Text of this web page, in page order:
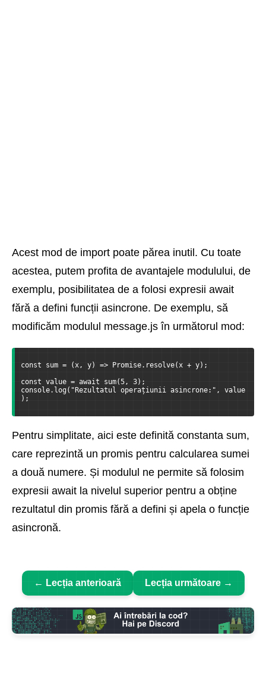
Acest mod de import poate părea inutil. Cu toate
acestea, putem profita de avantajele modulului, de
exemplu, posibilitatea de a folosi expresii await
fără a defini funcții asincrone. De exemplu, să
modificăm modulul message.js în următorul mod:
const sum = (x, y) => Promise.resolve(x + y);
const value = await sum(5, 3);
console.log("Rezultatul operațiunii asincrone:", value
);
Pentru simplitate, aici este definită constanta sum,
care reprezintă un promis pentru calcularea sumei
a două numere. Și modulul ne permite să folosim
expresii await la nivelul superior pentru a obține
rezultatul din promis fără a defini și apela o funcție
asincronă.
← Lecția anterioară Lecția următoare →